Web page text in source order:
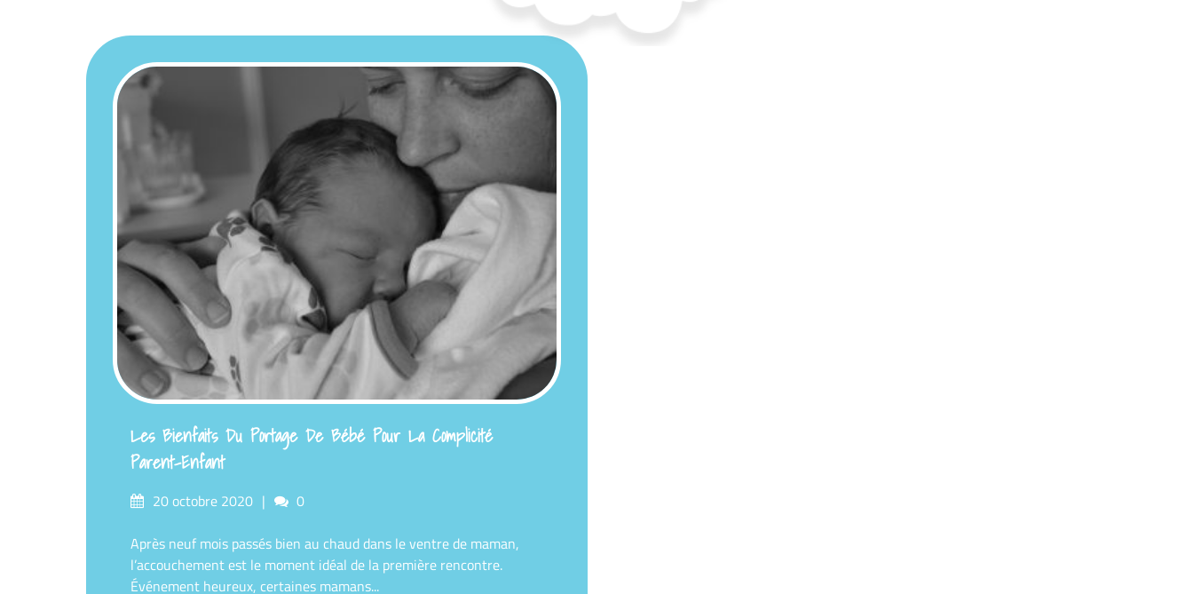
Les Bienfaits Du Portage De Bébé Pour La Complicité
Parent-Enfant
Posted20 octobre 2020 Comments
0
Après neuf mois passés bien au chaud dans le ventre de maman,
l’accouchement est le moment idéal de la première rencontre.
Événement heureux, certaines mamans...